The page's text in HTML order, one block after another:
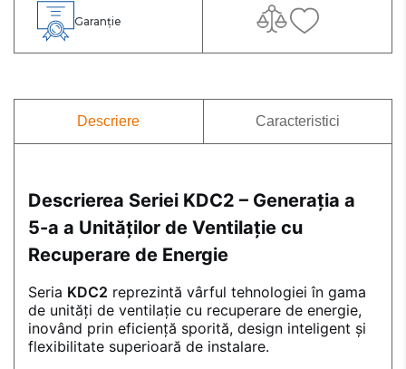
Garanție
Descriere Caracteristici
Descrierea Seriei KDC2 – Generația a
5-a a Unităților de Ventilație cu
Recuperare de Energie
Seria KDC2 reprezintă vârful tehnologiei în gama
de unități de ventilație cu recuperare de energie,
inovând prin eficiență sporită, design inteligent și
flexibilitate superioară de instalare.